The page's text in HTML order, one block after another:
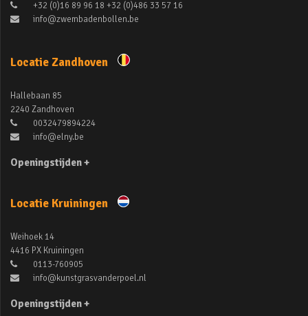
+32 (0)16 89 96 18 +32 (0)486 33 57 16
info@zwembadenbollen.be
Locatie Zandhoven
Hallebaan 85
2240 Zandhoven
0032479894224
info@elny.be
Openingstijden +
Locatie Kruiningen
Weihoek 14
4416 PX Kruiningen
0113-760905
info@kunstgrasvanderpoel.nl
Openingstijden +